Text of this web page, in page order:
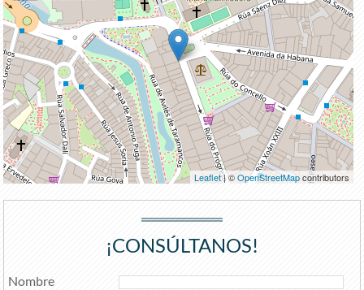
Leaflet| ©OpenStreetMapcontributors
¡CONSÚLTANOS!
Nombre